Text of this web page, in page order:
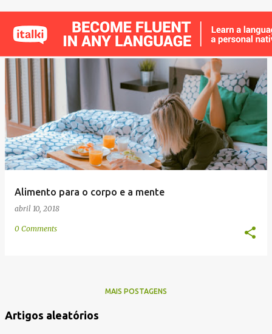
t
a
g
e
n
s
Alimento para o corpo e a mente
abril 10, 2018
0 Comments
MAIS POSTAGENS
Artigos aleatórios